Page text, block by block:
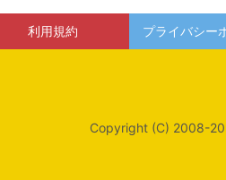
利用規約 プライバシー
Copyright (C) 2008-